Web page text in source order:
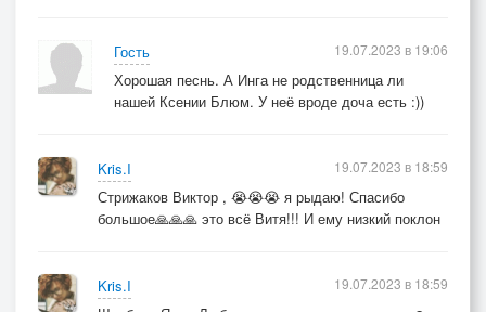
Гость
Хорошая песнь. А Инга не родственница ли
нашей Ксении Блюм. У неё вроде доча есть :))
19.07.2023 в 19:06
Kris.I
Стрижаков Виктор , 😭😭😭 я рыдаю! Спасибо
большое🙏🙏🙏 это всё Витя!!! И ему низкий поклон
19.07.2023 в 18:59
Kris.I
19.07.2023 в 18:59